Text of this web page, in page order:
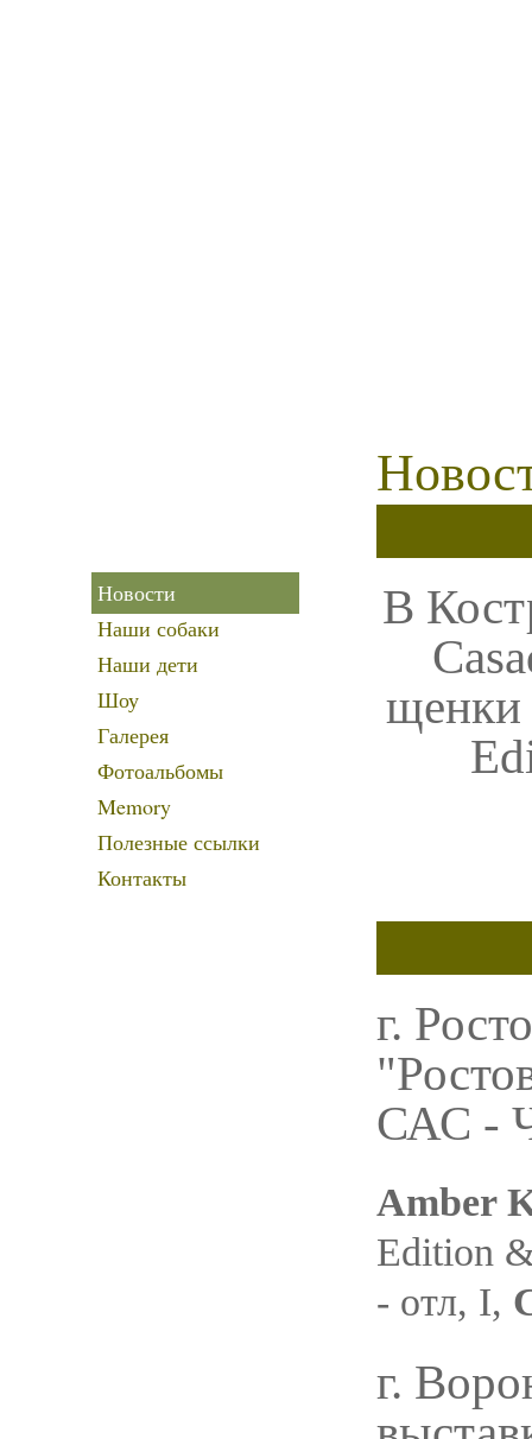
Новости
Наши собаки
Наши дети
Шоу
Галерея
Фотоальбомы
Memory
Полезные ссылки
Контакты
В
щенки
г.
САС -
Amber
Edition
- отл, I,
г.